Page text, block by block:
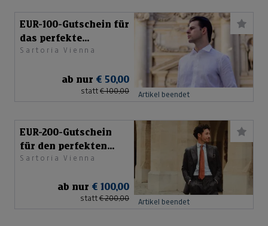
EUR-100-Gutschein für
das perfekte
Maßhemd
Sartoria Vienna
ab nur € 50,00
statt € 100,00 Artikel beendet
EUR-200-Gutschein
für den perfekten
Maßanzug
Sartoria Vienna
ab nur € 100,00
statt € 200,00 Artikel beendet